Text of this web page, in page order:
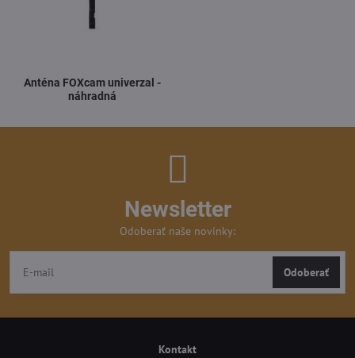
Anténa FOXcam univerzal -
náhradná
Newsletter
Odoberať naše novinky:
Odoberať
Kontakt